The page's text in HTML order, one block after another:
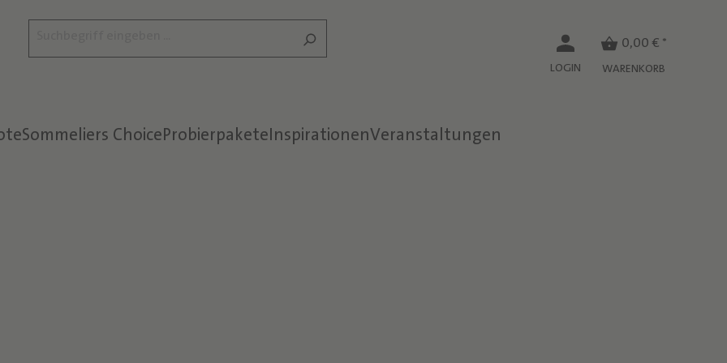
LOGIN
0,00 € *
WARENKORB
Sommeliers ChoiceProbierpaketeInspirationenVeranstaltungen